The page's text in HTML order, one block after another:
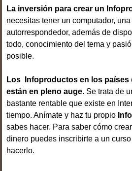
La inversión para crear un
necesitas tener un computador,
autorrespondedor, además de
todo, conocimiento del tema y
posible.
Los Infoproductos en los países
están en pleno auge. Se trata de
bastante rentable que existe en
tiempo. Anímate y haz tu propio
sabes hacer. Para saber cómo
dinero puedes inscribirte a un
hacerlo.